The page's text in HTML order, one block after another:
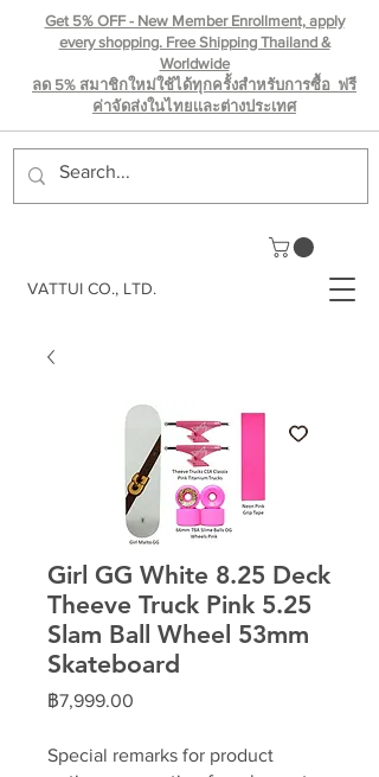
VATTUI CO., LTD.
Get 5% OFF - New Member Enrollment, apply
every shopping. Free Shipping Thailand &
Worldwide
ลด 5% สมาชิกใหม่ใช้ได้ทุกครั้งสำหรับการซื้อ ฟรี
ค่าจัดส่งในไทยเเละต่างประเทศ
Girl GG White 8.25 Deck
Theeve Truck Pink 5.25
Slam Ball Wheel 53mm
Skateboard
฿7,999.00
Special remarks for product